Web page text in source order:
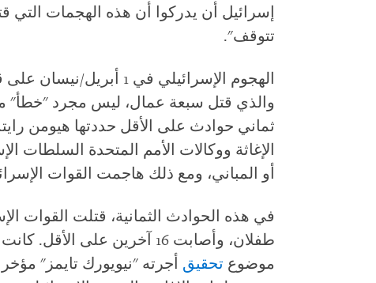
إسرائيل أن يدركوا أن هذه الهجمات التي
تتوقف".
الهجوم الإسرائيلي في 1
والذي قتل سبعة عمال، ليس مجرد "خطأ"
ثماني حوادث على الأقل حددتها هيومن
الإغاثة ووكالات الأمم المتحدة السلطات
أو المباني، ومع ذلك هاجمت القوات
طفلان، وأصابت 16 آخرين على
موضوع تحقيق أجرته "نيويورك تايمز"